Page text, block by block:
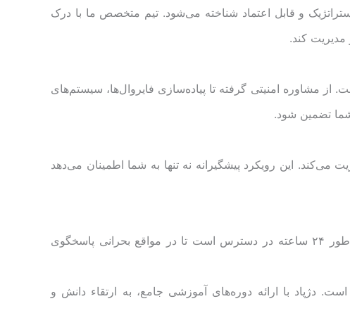
و قابل اعتماد شناخته می‌شود. تیم متخصص ما با درک
کند.
مشاوره امنیتی گرفته تا پیاده‌سازی فایروال‌ها، سیستم‌های
تضمین شود.
می‌کند. این رویکرد پیشگیرانه نه تنها به شما اطمینان می‌دهد
ما می‌دانیم که امنیت شبکه امری حیاتی است و هیچ‌وقت نباید لحظه‌ای از دست برود. تیم پشتیبانی ما به‌طور ۲۴ ساعته در دسترس است تا در مواقع بحرانی پاسخگوی
دژپاد با ارائه دوره‌های آموزشی جامع، به ارتقاء دانش و